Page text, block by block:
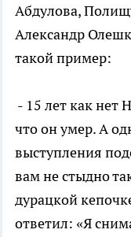
Абдулова,
Александр
такой пример:
- 15 лет как нет
что он умер. А
выступления
вам не стыдно
дурацкой
ответил: «Я